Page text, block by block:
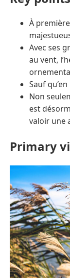
À
Avec ses
au vent,
Sauf
Non
est
valoir une
Primary